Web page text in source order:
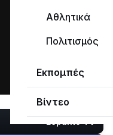
Αθλητικά
Πολιτισμός
Εκπομπές
Βίντεο